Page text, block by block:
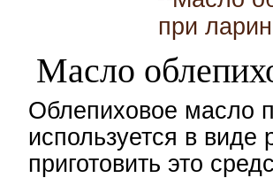
Масло
Облепиховое масло
используется в виде
приготовить это